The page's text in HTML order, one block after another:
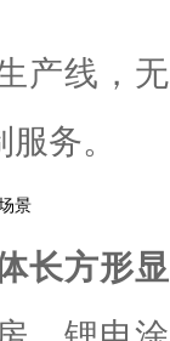
产线，
务。
景
长方形